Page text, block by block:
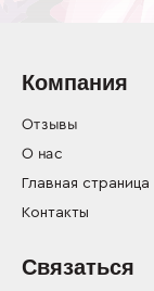
Компания
О нас
Главная страница
Контакты
Отзывы
Связаться